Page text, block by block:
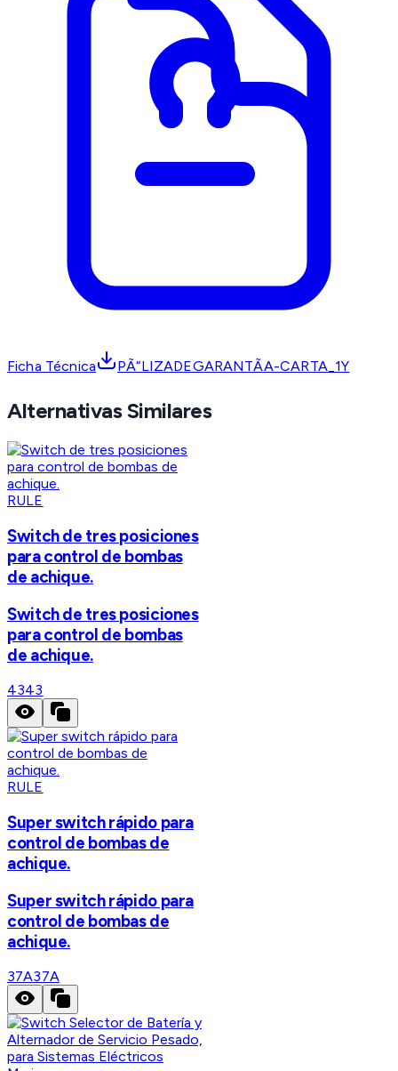
Ficha Técnica PÃ“LIZADEGARANTÃA-CARTA_1Y
Alternativas Similares
RULE
Switch de tres posiciones
para control de bombas
de achique.
Switch de tres posiciones
para control de bombas
de achique.
4343
RULE
Super switch rápido para
control de bombas de
achique.
Super switch rápido para
control de bombas de
achique.
37A37A